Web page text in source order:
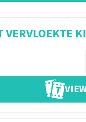
VERVLOEKTE